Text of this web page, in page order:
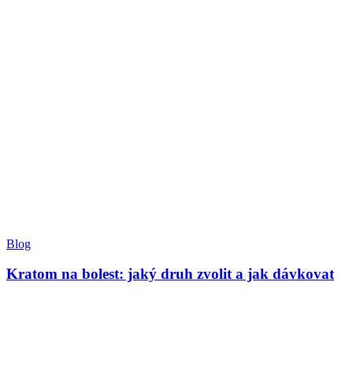
Blog
Kratom na bolest: jaký druh zvolit a jak dávkovat